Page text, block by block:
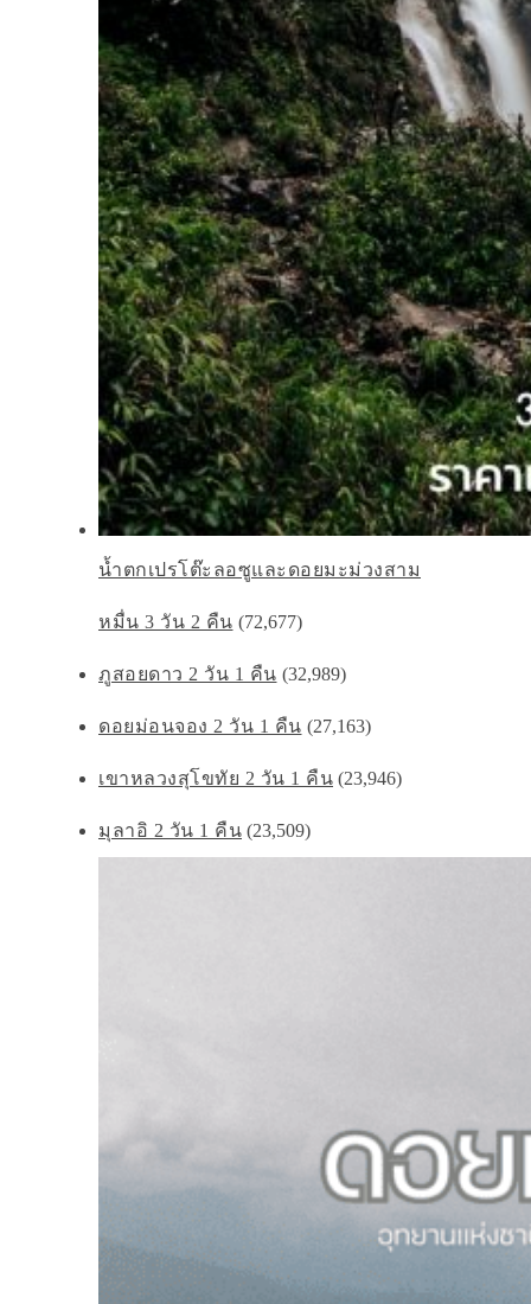
น้ำตกเปรโต๊ะลอซูและดอยมะม่วงสาม
หมื่น 3 วัน 2 คืน (72,677)
ภูสอยดาว 2 วัน 1 คืน (32,989)
ดอยม่อนจอง 2 วัน 1 คืน (27,163)
เขาหลวงสุโขทัย 2 วัน 1 คืน (23,946)
มุลาอิ 2 วัน 1 คืน (23,509)